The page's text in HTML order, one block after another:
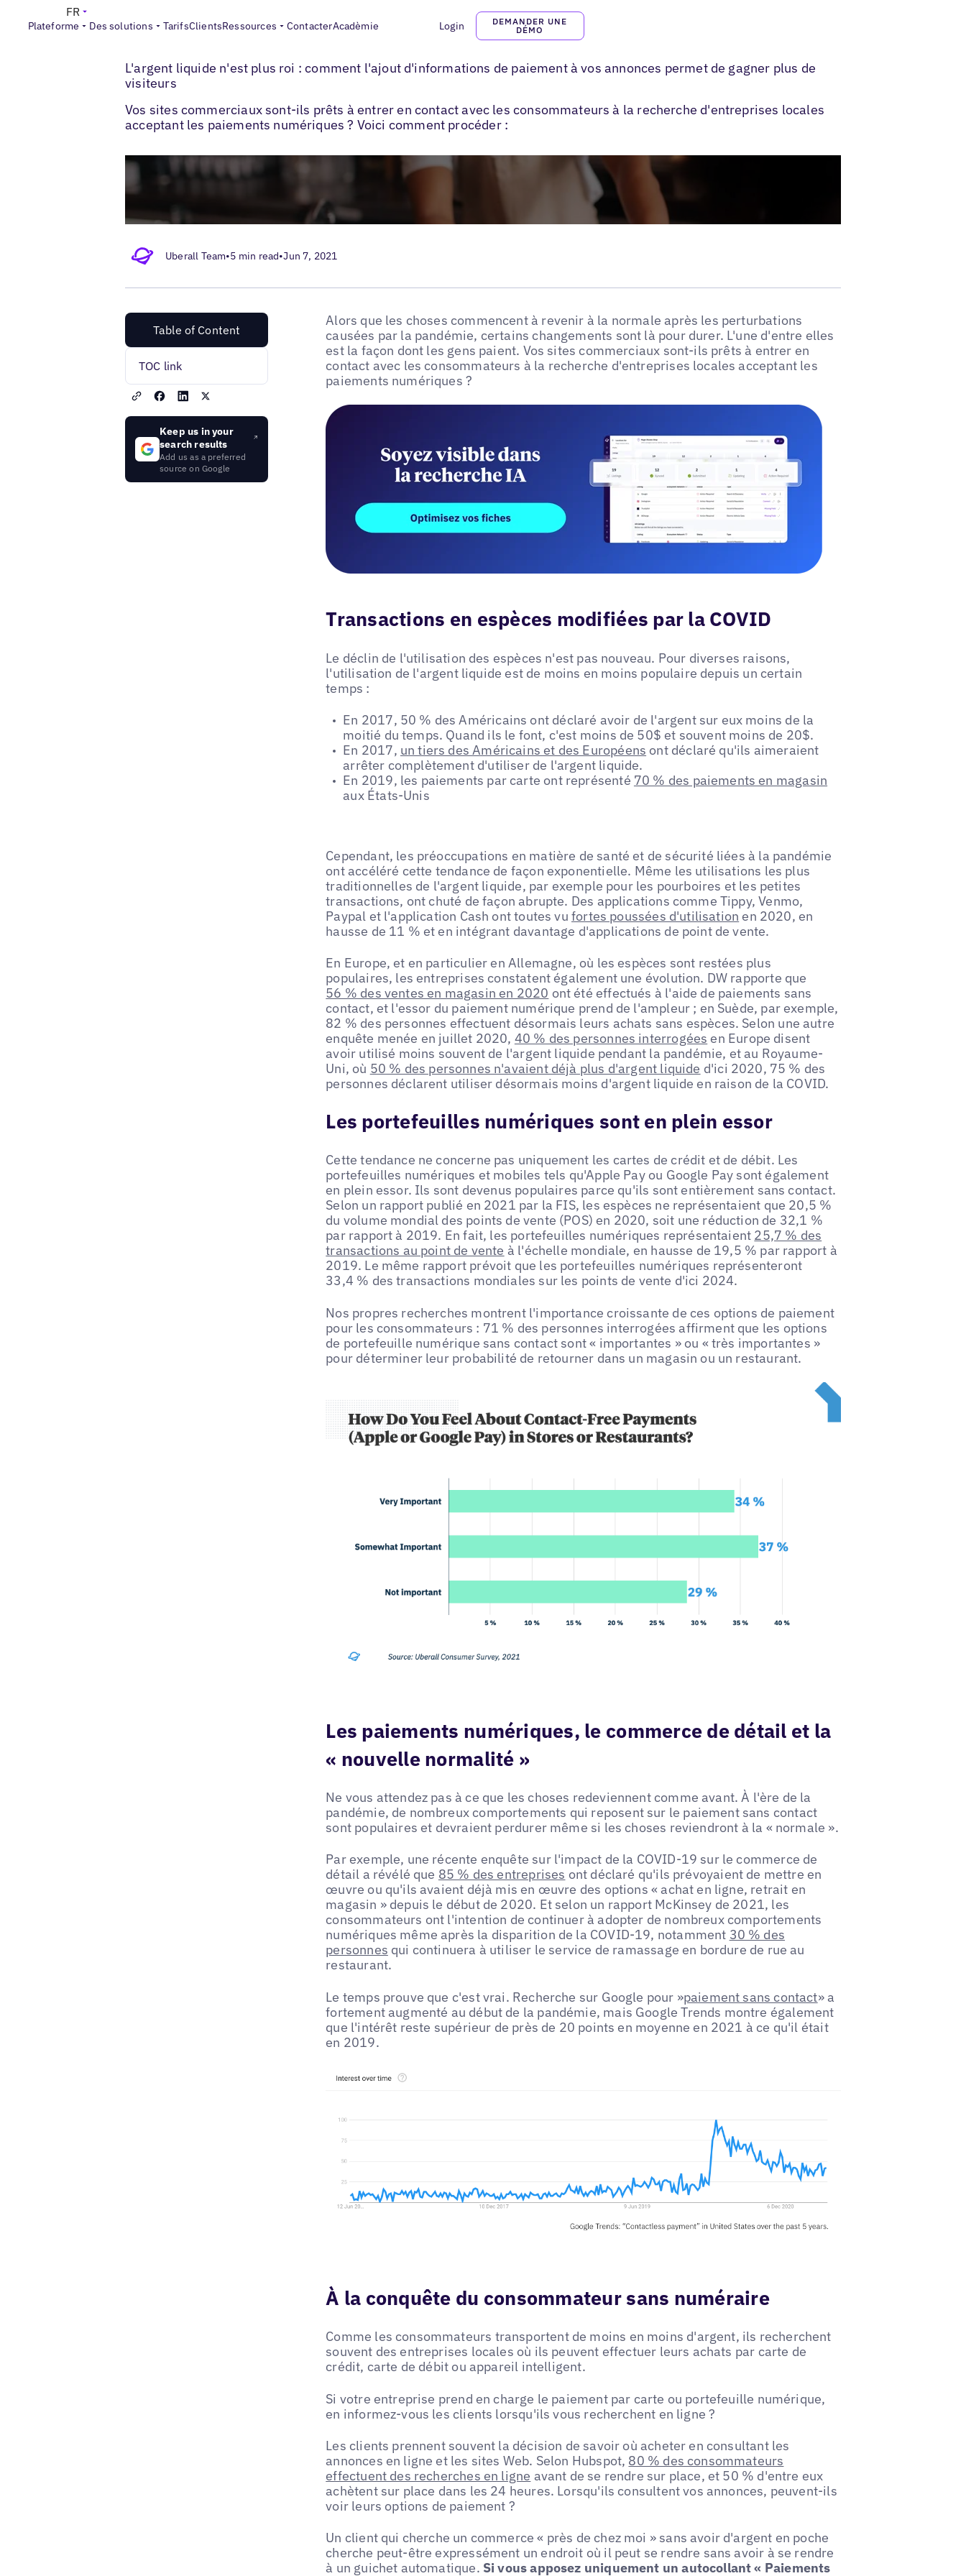
Plateforme Des solutions TarifsClientsRessources ContacterAcadèmie Login
DEMANDER UNE
DÉMO
FR
Blogs> Optimisation des fiches locales> Ajouter des modes de paiement à vos listes d'entreprises
L'argent liquide n'est plus roi : comment l'ajout d'informations de paiement à vos annonces permet de gagner plus de
visiteurs
Vos sites commerciaux sont-ils prêts à entrer en contact avec les consommateurs à la recherche d'entreprises locales
acceptant les paiements numériques ? Voici comment procéder :
Uberall Team•5 min read•Jun 7, 2021
Table of Content
TOC link
Keep us in your
search results
Add us as a preferred
source on Google
Alors que les choses commencent à revenir à la normale après les perturbations
causées par la pandémie, certains changements sont là pour durer. L'une d'entre elles
est la façon dont les gens paient. Vos sites commerciaux sont-ils prêts à entrer en
contact avec les consommateurs à la recherche d'entreprises locales acceptant les
paiements numériques ?
Transactions en espèces modifiées par la COVID
Le déclin de l'utilisation des espèces n'est pas nouveau. Pour diverses raisons,
l'utilisation de l'argent liquide est de moins en moins populaire depuis un certain
temps :
En 2017, 50 % des Américains ont déclaré avoir de l'argent sur eux moins de la
moitié du temps. Quand ils le font, c'est moins de 50$ et souvent moins de 20$.
En 2017, un tiers des Américains et des Européens ont déclaré qu'ils aimeraient
arrêter complètement d'utiliser de l'argent liquide.
En 2019, les paiements par carte ont représenté 70 % des paiements en magasin
aux États-Unis
Cependant, les préoccupations en matière de santé et de sécurité liées à la pandémie
ont accéléré cette tendance de façon exponentielle. Même les utilisations les plus
traditionnelles de l'argent liquide, par exemple pour les pourboires et les petites
transactions, ont chuté de façon abrupte. Des applications comme Tippy, Venmo,
Paypal et l'application Cash ont toutes vu fortes poussées d'utilisation en 2020, en
hausse de 11 % et en intégrant davantage d'applications de point de vente.
En Europe, et en particulier en Allemagne, où les espèces sont restées plus
populaires, les entreprises constatent également une évolution. DW rapporte que
56 % des ventes en magasin en 2020 ont été effectués à l'aide de paiements sans
contact, et l'essor du paiement numérique prend de l'ampleur ; en Suède, par exemple,
82 % des personnes effectuent désormais leurs achats sans espèces. Selon une autre
enquête menée en juillet 2020, 40 % des personnes interrogées en Europe disent
avoir utilisé moins souvent de l'argent liquide pendant la pandémie, et au Royaume-
Uni, où 50 % des personnes n'avaient déjà plus d'argent liquide d'ici 2020, 75 % des
personnes déclarent utiliser désormais moins d'argent liquide en raison de la COVID.
Les portefeuilles numériques sont en plein essor
Cette tendance ne concerne pas uniquement les cartes de crédit et de débit. Les
portefeuilles numériques et mobiles tels qu'Apple Pay ou Google Pay sont également
en plein essor. Ils sont devenus populaires parce qu'ils sont entièrement sans contact.
Selon un rapport publié en 2021 par la FIS, les espèces ne représentaient que 20,5 %
du volume mondial des points de vente (POS) en 2020, soit une réduction de 32,1 %
par rapport à 2019. En fait, les portefeuilles numériques représentaient 25,7 % des
transactions au point de vente à l'échelle mondiale, en hausse de 19,5 % par rapport à
2019. Le même rapport prévoit que les portefeuilles numériques représenteront
33,4 % des transactions mondiales sur les points de vente d'ici 2024.
Nos propres recherches montrent l'importance croissante de ces options de paiement
pour les consommateurs : 71 % des personnes interrogées affirment que les options
de portefeuille numérique sans contact sont « importantes » ou « très importantes »
pour déterminer leur probabilité de retourner dans un magasin ou un restaurant.
Les paiements numériques, le commerce de détail et la
« nouvelle normalité »
Ne vous attendez pas à ce que les choses redeviennent comme avant. À l'ère de la
pandémie, de nombreux comportements qui reposent sur le paiement sans contact
sont populaires et devraient perdurer même si les choses reviendront à la « normale ».
Par exemple, une récente enquête sur l'impact de la COVID-19 sur le commerce de
détail a révélé que 85 % des entreprises ont déclaré qu'ils prévoyaient de mettre en
œuvre ou qu'ils avaient déjà mis en œuvre des options « achat en ligne, retrait en
magasin » depuis le début de 2020. Et selon un rapport McKinsey de 2021, les
consommateurs ont l'intention de continuer à adopter de nombreux comportements
numériques même après la disparition de la COVID-19, notamment 30 % des
personnes qui continuera à utiliser le service de ramassage en bordure de rue au
restaurant.
Le temps prouve que c'est vrai. Recherche sur Google pour »paiement sans contact» a
fortement augmenté au début de la pandémie, mais Google Trends montre également
que l'intérêt reste supérieur de près de 20 points en moyenne en 2021 à ce qu'il était
en 2019.
À la conquête du consommateur sans numéraire
Comme les consommateurs transportent de moins en moins d'argent, ils recherchent
souvent des entreprises locales où ils peuvent effectuer leurs achats par carte de
crédit, carte de débit ou appareil intelligent.
Si votre entreprise prend en charge le paiement par carte ou portefeuille numérique,
en informez-vous les clients lorsqu'ils vous recherchent en ligne ?
Les clients prennent souvent la décision de savoir où acheter en consultant les
annonces en ligne et les sites Web. Selon Hubspot, 80 % des consommateurs
effectuent des recherches en ligne avant de se rendre sur place, et 50 % d'entre eux
achètent sur place dans les 24 heures. Lorsqu'ils consultent vos annonces, peuvent-ils
voir leurs options de paiement ?
Un client qui cherche un commerce « près de chez moi » sans avoir d'argent en poche
cherche peut-être expressément un endroit où il peut se rendre sans avoir à se rendre
à un guichet automatique. Si vous apposez uniquement un autocollant « Paiements